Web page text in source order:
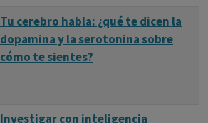
Tu cerebro habla: ¿qué te dicen la
dopamina y la serotonina sobre
cómo te sientes?
Investigar con inteligencia